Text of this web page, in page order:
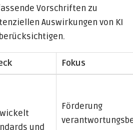
Vorschriften zu
Auswirkungen von KI
Fokus
und
Förderung